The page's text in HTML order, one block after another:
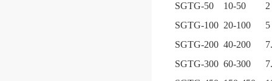
SGTG-50
10-50
2
SGTG-100 20-100
5
SGTG-200 40-200
SGTG-300 60-300